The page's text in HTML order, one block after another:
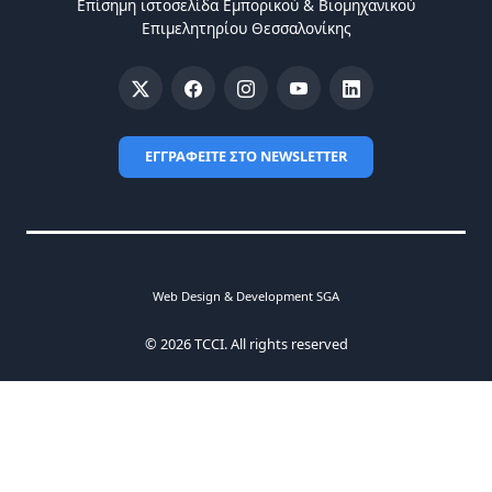
Επίσημη ιστοσελίδα Eμπορικού & Bιομηχανικού
Eπιμελητηρίου Θεσσαλονίκης
ΕΓΓΡΑΦΕΙΤΕ ΣΤΟ NEWSLETTER
Web Design & Development SGA
© 2026 TCCI. All rights reserved